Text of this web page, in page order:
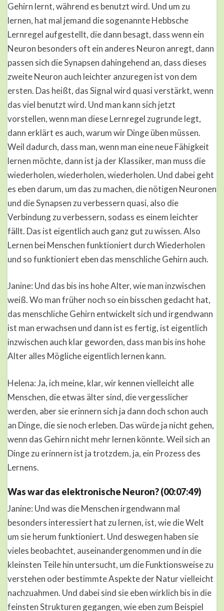
Gehirn lernt, während es benutzt wird. Und um zu
lernen, hat mal jemand die sogenannte Hebbsche
Lernregel aufgestellt, die dann besagt, dass wenn ein
Neuron besonders oft ein anderes Neuron anregt, dann
passen sich die Synapsen dahingehend an, dass dieses
zweite Neuron auch leichter anzuregen ist von dem
ersten. Das heißt, das Signal wird quasi verstärkt, wenn
das viel benutzt wird. Und man kann sich jetzt
vorstellen, wenn man diese Lernregel zugrunde legt,
dann erklärt es auch, warum wir Dinge üben müssen.
Weil dadurch, dass man, wenn man eine neue Fähigkeit
lernen möchte, dann ist ja der Klassiker, man muss die
wiederholen, wiederholen, wiederholen. Und dabei geht
es eben darum, um das zu machen, die nötigen Neuronen
und die Synapsen zu verbessern quasi, also die
Verbindung zu verbessern, sodass es einem leichter
fällt. Das ist eigentlich auch ganz gut zu wissen. Also
Lernen bei Menschen funktioniert durch Wiederholen
und so funktioniert eben das menschliche Gehirn auch.
Janine: Und das bis ins hohe Alter, wie man inzwischen
weiß. Wo man früher noch so ein bisschen gedacht hat,
das menschliche Gehirn entwickelt sich und irgendwann
ist man erwachsen und dann ist es fertig, ist eigentlich
inzwischen auch klar geworden, dass man bis ins hohe
Alter alles Mögliche eigentlich lernen kann.
Helena: Ja, ich meine, klar, wir kennen vielleicht alle
Menschen, die etwas älter sind, die vergesslicher
werden, aber sie erinnern sich ja dann doch schon auch
an Dinge, die sie noch erleben. Das würde ja nicht gehen,
wenn das Gehirn nicht mehr lernen könnte. Weil sich an
Dinge zu erinnern ist ja trotzdem, ja, ein Prozess des
Lernens.
Was war das elektronische Neuron? (00:07:49)
Janine: Und was die Menschen irgendwann mal
besonders interessiert hat zu lernen, ist, wie die Welt
um sie herum funktioniert. Und deswegen haben sie
vieles beobachtet, auseinandergenommen und in die
kleinsten Teile hin untersucht, um die Funktionsweise zu
verstehen oder bestimmte Aspekte der Natur vielleicht
nachzuahmen. Und dabei sind sie eben wirklich bis in die
feinsten Strukturen gegangen, wie eben zum Beispiel